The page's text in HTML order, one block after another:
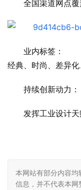
全国渠道网点
业内标签：
经典、时尚、差异化
持续创新动力：
发挥工业设计天
本网站有部分内容
信息，并不代表本